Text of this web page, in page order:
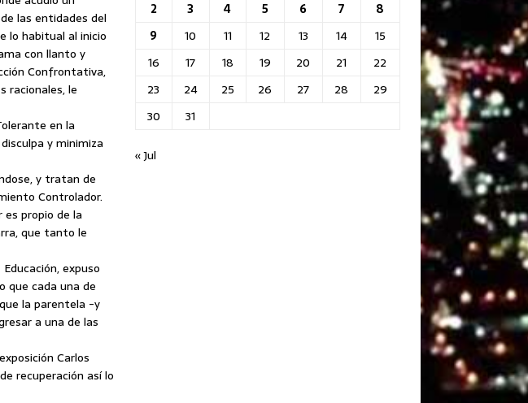
las entidades del
lo habitual al inicio
con llanto y
Confrontativa,
racionales, le
en la
y minimiza
y tratan de
Controlador.
propio de la
que tanto le
expuso
que cada una de
la parentela -y
a una de las
Carlos
recuperación así lo
2
3 4 5 6 7
8
9
10 11 12 13 14
15
16
17 18 19 20 21
22
23
24 25 26 27 28
29
30
31
« Jul